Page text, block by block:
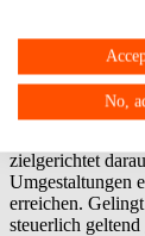
aufgrund
ein seit Jahren
kein Markt
zielgerichtet
Umgestaltungen
erreichen.
steuerlich
No,